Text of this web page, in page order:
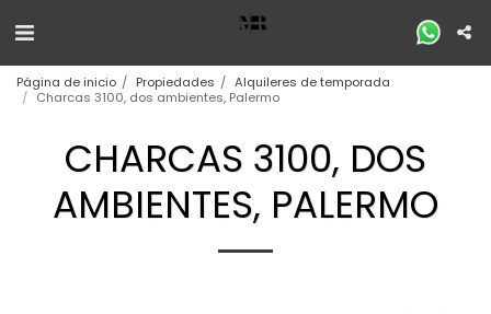
Página de inicio Propiedades
Alquileres de temporada
Charcas 3100, dos ambientes, Palermo
CHARCAS 3100, DOS
AMBIENTES, PALERMO